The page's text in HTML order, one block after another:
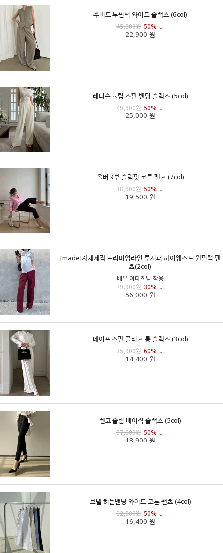
주비드 투핀턱 와이드 슬랙스 (6col)
45,800원 50% ↓
22,900 원
레디슨 튤립 스판 밴딩 슬랙스 (5col)
49,900원 50% ↓
25,000 원
올버 9부 슬림핏 코튼 팬츠 (7col)
38,900원 50% ↓
19,500 원
[made]자체제작 프리미엄라인 루시퍼 하이웨스트 원핀턱 팬
츠(2col)
배우 이다희님 착용
79,900원 30% ↓
56,000 원
네이프 스판 플리츠 롱 슬랙스 (3col)
35,900원 60% ↓
14,400 원
렌코 슬림 베이직 슬랙스 (5col)
37,800원 50% ↓
18,900 원
브델 히든밴딩 와이드 코튼 팬츠 (4col)
32,800원 50% ↓
16,400 원